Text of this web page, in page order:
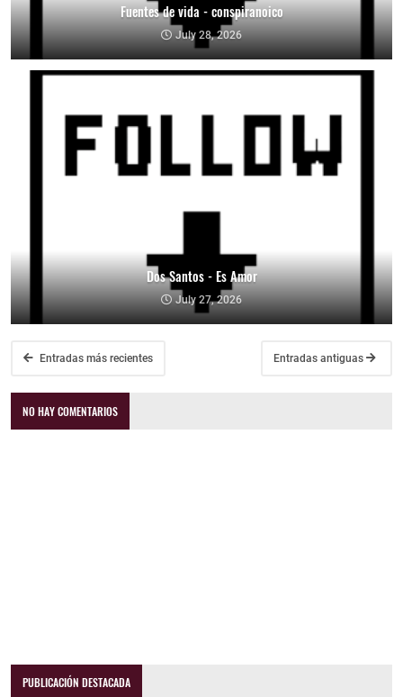
Fuentes de vida - conspiranoico
July 28, 2026
Dos Santos - Es Amor
July 27, 2026
Entradas más recientes Entradas antiguas
NO HAY COMENTARIOS
PUBLICACIÓN DESTACADA